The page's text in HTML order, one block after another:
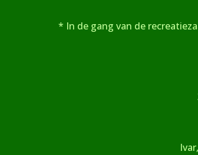
* In de gang van de